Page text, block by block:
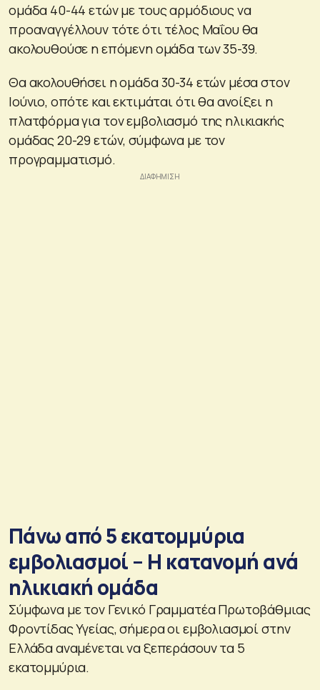
ομάδα 40-44 ετών με τους αρμόδιους να
προαναγγέλλουν τότε ότι τέλος Μαΐου θα
ακολουθούσε η επόμενη ομάδα των 35-39.
Θα ακολουθήσει η ομάδα 30-34 ετών μέσα στον
Ιούνιο, οπότε και εκτιμάται ότι θα ανοίξει η
πλατφόρμα για τον εμβολιασμό της ηλικιακής
ομάδας 20-29 ετών, σύμφωνα με τον
προγραμματισμό.
Πάνω από 5 εκατομμύρια
εμβολιασμοί – Η κατανομή ανά
ηλικιακή ομάδα
Σύμφωνα με τον Γενικό Γραμματέα Πρωτοβάθμιας
Φροντίδας Υγείας, σήμερα οι εμβολιασμοί στην
Ελλάδα αναμένεται να ξεπεράσουν τα 5
εκατομμύρια.